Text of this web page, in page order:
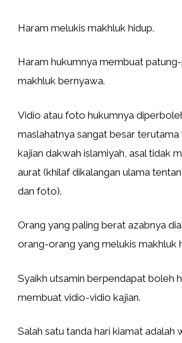
Haram melukis makhluk hidup.
Haram hukumnya membuat
makhluk bernyawa.
Vidio atau foto hukumnya
maslahatnya sangat besar
kajian dakwah islamiyah, asal tidak
aurat (khilaf dikalangan ulama
dan foto).
Orang yang paling berat azabnya
orang-orang yang melukis makhluk
Syaikh utsamin berpendapat boleh
membuat vidio-vidio kajian.
Salah satu tanda hari kiamat adalah